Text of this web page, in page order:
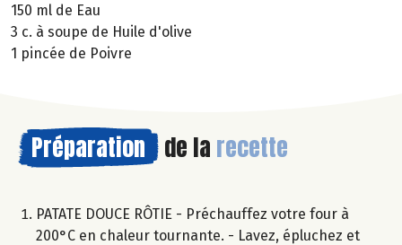
150 ml de Eau
3 c. à soupe de Huile d'olive
1 pincée de Poivre
Préparation de la recette
PATATE DOUCE RÔTIE - Préchauffez votre four à
200°C en chaleur tournante. - Lavez, épluchez et